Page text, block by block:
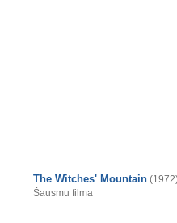
The Witches' Mountain
Šausmu filma